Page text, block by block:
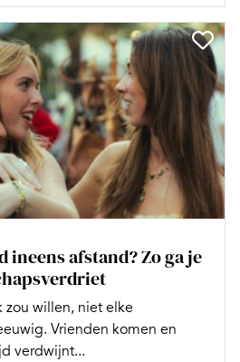
ineens afstand? Zo ga je
zou willen, niet elke
Vrienden komen en
verdwijnt...